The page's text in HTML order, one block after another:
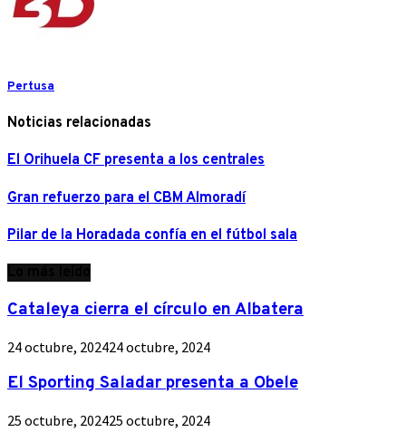
Pertusa
Noticias relacionadas
El Orihuela CF presenta a los centrales
Gran refuerzo para el CBM Almoradí
Pilar de la Horadada confía en el fútbol sala
Cataleya cierra el círculo en Albatera
24 octubre, 202424 octubre, 2024
El Sporting Saladar presenta a Obele
25 octubre, 202425 octubre, 2024